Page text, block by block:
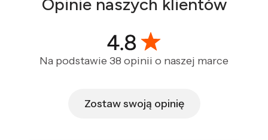
Opinie naszych klientów
Na podstawie 38 opinii o naszej marce
Zostaw swoją opinię